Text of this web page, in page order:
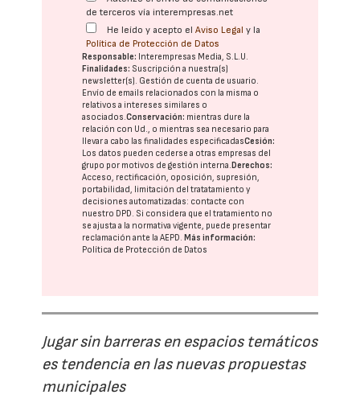
de terceros vía interempresas.net
He leído y acepto elAviso Legal y la
Política de Protección de Datos
Responsable: Interempresas Media, S.L.U.
Finalidades: Suscripción a nuestra(s)
newsletter(s). Gestión de cuenta de usuario.
Envío de emails relacionados con la misma o
relativos a intereses similares o
asociados.Conservación: mientras dure la
relación con Ud., o mientras sea necesario para
llevar a cabo las finalidades especificadasCesión:
Los datos pueden cederse a otras empresas del
grupo por motivos de gestión interna.Derechos:
Acceso, rectificación, oposición, supresión,
portabilidad, limitación del tratatamiento y
decisiones automatizadas: contacte con
nuestro DPD. Si considera que el tratamiento no
se ajusta a la normativa vigente, puede presentar
reclamación ante laAEPD.Más información:
Política de Protección de Datos
Jugar sin barreras en espacios temáticos
es tendencia en las nuevas propuestas
municipales